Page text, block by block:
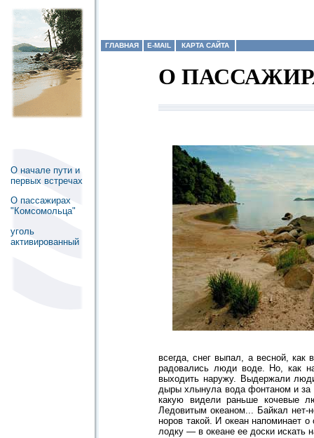
О начале пути и
первых встречах
О пассажирах
"Комсомольца"
уголь
активированный
ГЛАВНАЯ E-MAIL КАРТА САЙТА
О
всегда, снег выпал, а весной,
радовались люди воде. Но, как
выходить наружу. Выдержали
дыры хлынула вода фонтаном и за
какую видели раньше кочевые
Ледовитым океаном... Байкал нет-
норов такой. И океан напоминает
лодку — в океане ее доски искать